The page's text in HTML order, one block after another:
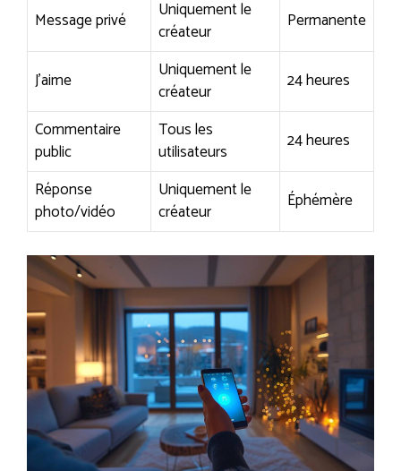
Message privé
Uniquement le
créateur
Permanente
J’aime
Uniquement le
créateur
24 heures
Commentaire
public
Tous les
utilisateurs
24 heures
Réponse
photo/vidéo
Uniquement le
créateur
Éphémère